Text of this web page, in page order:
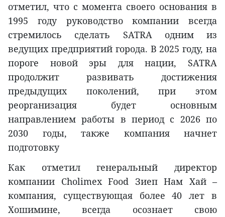
отметил, что с момента своего основания в
1995 году руководство компании всегда
стремилось сделать SATRA одним из
ведущих предприятий города. В 2025 году, на
пороге новой эры для нации, SATRA
продолжит развивать достижения
предыдущих поколений, при этом
реорганизация будет основным
направлением работы в период с 2026 по
2030 годы, также компания начнет
подготовку
Как отметил генеральный директор
компании Cholimex Food Зиеп Нам Хай –
компания, существующая более 40 лет в
Хошимине, всегда осознает свою